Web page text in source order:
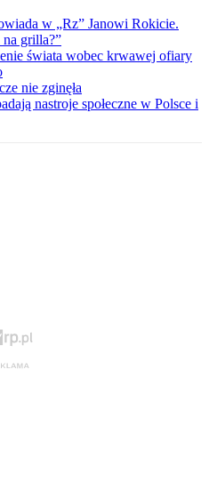
w „Rz” Janowi Rokicie.
grilla?”
świata wobec krwawej ofiary
nie zginęła
nastroje społeczne w Polsce i